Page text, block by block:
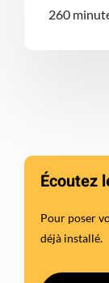
260
Écoutez
Pour poser
déjà installé.